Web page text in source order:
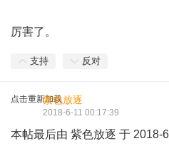
厉害了。
支持 反对
点击重新加载紫色放逐
2018-6-11 00:17:39
本帖最后由 紫色放逐 于 2018-